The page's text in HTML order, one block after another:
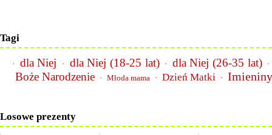
Tagi
· dla Niej · dla Niej (18-25 lat) · dla Niej (26-35 lat) ·
Boże Narodzenie · Młoda mama · Dzień Matki · Imieniny
Losowe prezenty